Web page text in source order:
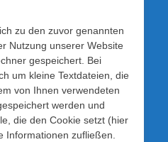
zu den zuvor genannten
Nutzung unserer Website
gespeichert. Bei
um kleine Textdateien, die
von Ihnen verwendeten
werden und
die den Cookie setzt (hier
Informationen zufließen.